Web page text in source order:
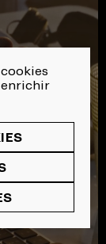
enrichir